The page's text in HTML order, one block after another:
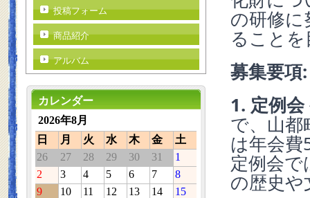
の研修
ること
募集要項:
1. 定例会
で、山都
は年会
定例会
の歴史
投稿フォーム
商品紹介
アルバム
カレンダー
2026年8月
日
月 火 水 木 金
土
26
27 28 29 30 31
1
2
3 4 5 6 7
8
9
10 11 12 13 14
15